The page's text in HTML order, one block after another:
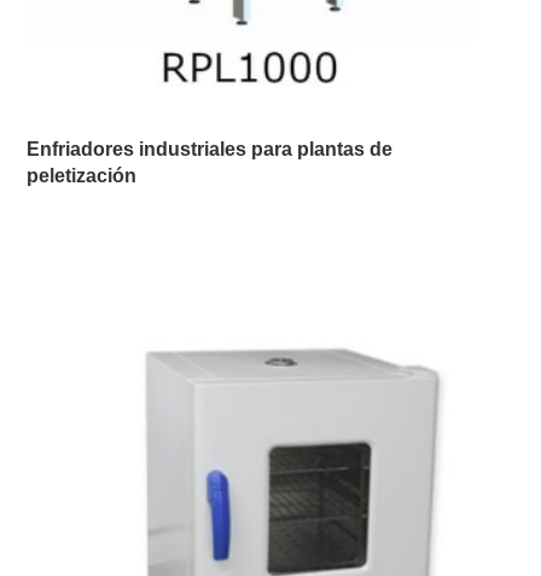
Enfriadores industriales para plantas de
peletización